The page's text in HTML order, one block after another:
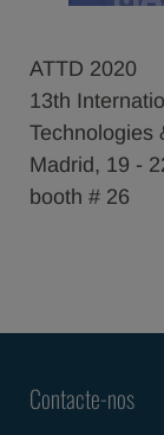
ATTD 2020
13th
Technologies
Madrid, 19 -
booth # 26
Contacte-nos